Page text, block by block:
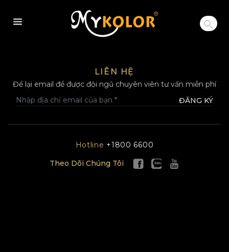
MYKOLOR
LIÊN HỆ
Để lại email để được đội ngũ chuyên viên tư vấn miễn phí
ĐĂNG KÝ
Hotline +1800 6600
Theo Dõi Chúng Tôi